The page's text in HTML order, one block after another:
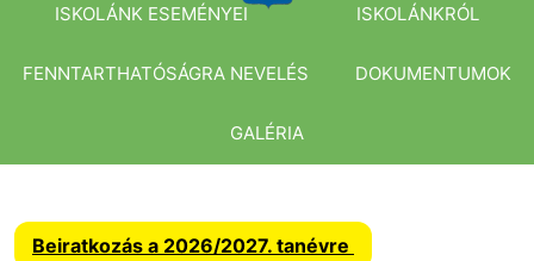
ISKOLÁNK ESEMÉNYEI ISKOLÁNKRÓL
FENNTARTHATÓSÁGRA NEVELÉS DOKUMENTUMOK
GALÉRIA
Beiratkozás a 2026/2027. tanévre